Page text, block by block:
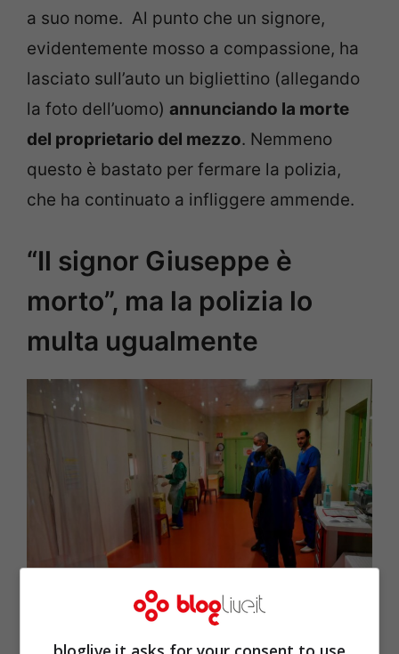
a suo nome. Al punto che un signore,
evidentemente mosso a compassione, ha
lasciato sull’auto un bigliettino (allegando
la foto dell’uomo) annunciando la morte
del proprietario del mezzo. Nemmeno
questo è bastato per fermare la polizia,
che ha continuato a infliggere ammende.
“Il signor Giuseppe è
morto”, ma la polizia lo
multa ugualmente
Reparto Covid di un ospedale (Getty Images)